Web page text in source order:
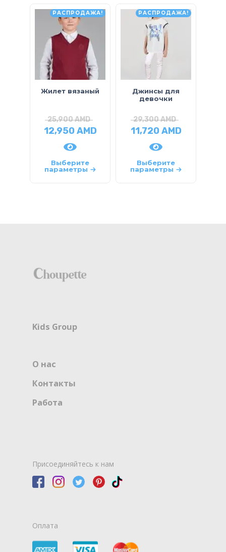
РАСПРОДАЖА!
Жилет вязаный
25,900AMD
12,950AMD
Выберите
параметры
РАСПРОДАЖА!
Джинсы для
девочки
29,300AMD
11,720AMD
Выберите
параметры
Kids Group
О нас
Контакты
Работа
Присоединяйтесь к нам
Оплата